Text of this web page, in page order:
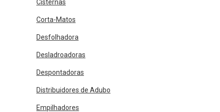
Cisternas
Corta-Matos
Desfolhadora
Desladroadoras
Despontadoras
Distribuidores de Adubo
Empilhadores